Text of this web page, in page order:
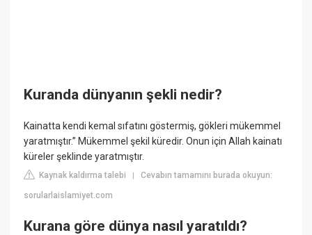
Kuranda dünyanın şekli nedir?
Kainatta kendi kemal sıfatını göstermiş, gökleri mükemmel
yaratmıştır.” Mükemmel şekil küredir. Onun için Allah kainatı
küreler şeklinde yaratmıştır.
Kaynak kaldırma talebi |Cevabın tamamını burada okuyun:
sorularlaislamiyet.com
Kurana göre dünya nasıl yaratıldı?